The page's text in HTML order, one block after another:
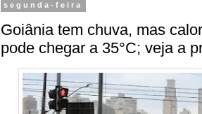
segunda-feira
Goiânia tem chuva, mas
pode chegar a 35°C; veja a